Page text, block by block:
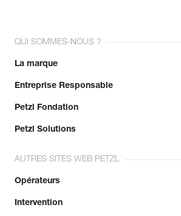
QUI SOMMES-NOUS ?
La marque
Entreprise Responsable
Petzl Fondation
Petzl Solutions
AUTRES SITES WEB PETZL
Opérateurs
Intervention